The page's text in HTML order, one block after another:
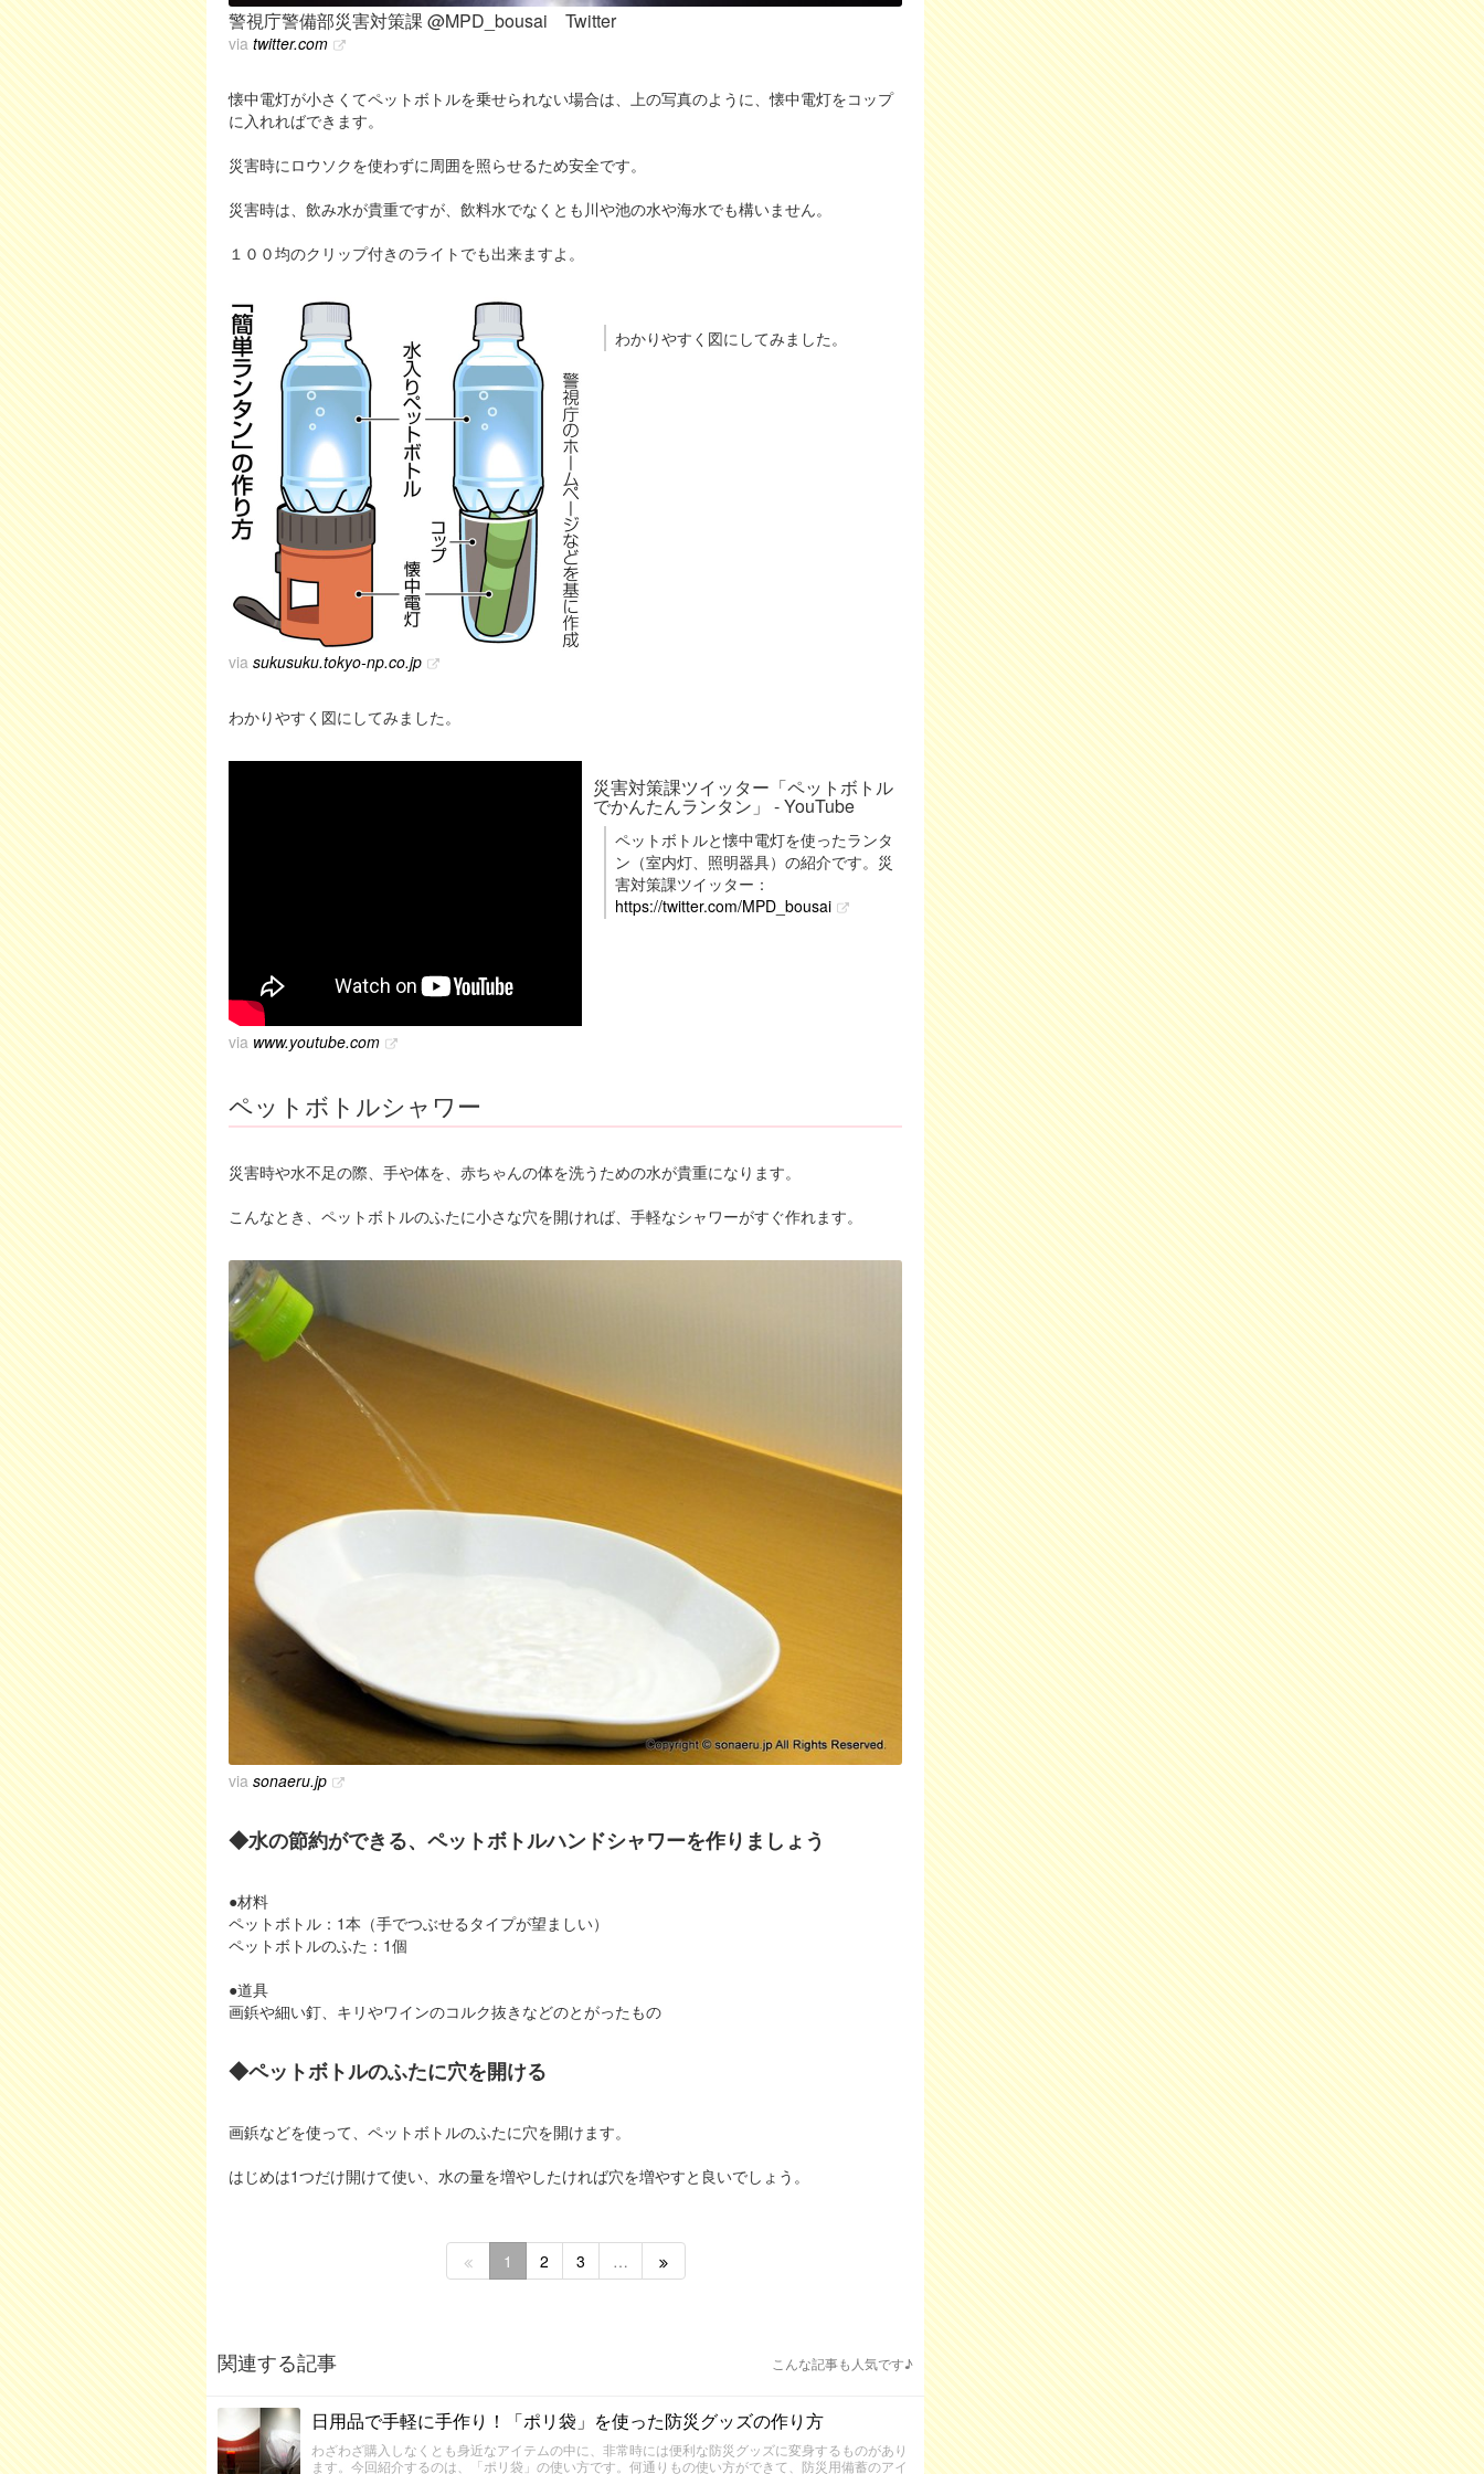
警視庁警備部災害対策課 @MPD_bousai Twitter
via twitter.com
懐中電灯が小さくてペットボトルを乗せられない場合は、上の写真のように、懐中電灯をコップ
に入れればできます。
災害時にロウソクを使わずに周囲を照らせるため安全です。
災害時は、飲み水が貴重ですが、飲料水でなくとも川や池の水や海水でも構いません。
１００均のクリップ付きのライトでも出来ますよ。
わかりやすく図にしてみました。
via sukusuku.tokyo-np.co.jp
わかりやすく図にしてみました。
災害対策課ツイッター「ペットボトル
でかんたんランタン」 - YouTube
ペットボトルと懐中電灯を使ったランタ
ン（室内灯、照明器具）の紹介です。災
害対策課ツイッター：
https://twitter.com/MPD_bousai
via www.youtube.com
ペットボトルシャワー
災害時や水不足の際、手や体を、赤ちゃんの体を洗うための水が貴重になります。
こんなとき、ペットボトルのふたに小さな穴を開ければ、手軽なシャワーがすぐ作れます。
via sonaeru.jp
◆水の節約ができる、ペットボトルハンドシャワーを作りましょう
●材料
ペットボトル：1本（手でつぶせるタイプが望ましい）
ペットボトルのふた：1個
●道具
画鋲や細い釘、キリやワインのコルク抜きなどのとがったもの
◆ペットボトルのふたに穴を開ける
画鋲などを使って、ペットボトルのふたに穴を開けます。
はじめは1つだけ開けて使い、水の量を増やしたければ穴を増やすと良いでしょう。
1 2 3 …
関連する記事 こんな記事も人気です♪
日用品で手軽に手作り！「ポリ袋」を使った防災グッズの作り方
わざわざ購入しなくとも身近なアイテムの中に、非常時には便利な防災グッズに変身するものがあり
ます。今回紹介するのは、「ポリ袋」の使い方です。何通りもの使い方ができて、防災用備蓄のアイ